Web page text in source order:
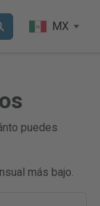
MX
puedes
más bajo.